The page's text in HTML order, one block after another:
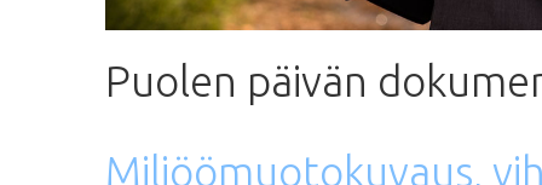
Puolen päivän
Miljöömuotokuvaus,